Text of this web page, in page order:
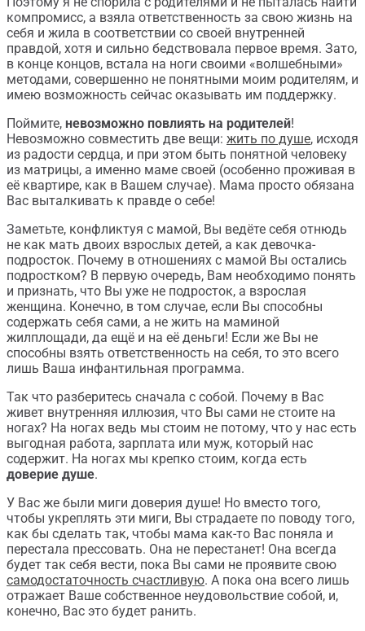
компромисс, а взяла ответственность за свою жизнь на
себя и жила в соответствии со своей внутренней
правдой, хотя и сильно бедствовала первое время. Зато,
в конце концов, встала на ноги своими «волшебными»
методами, совершенно не понятными моим родителям, и
имею возможность сейчас оказывать им поддержку.
Поймите, невозможно повлиять на родителей!
Невозможно совместить две вещи: жить по душе, исходя
из радости сердца, и при этом быть понятной человеку
из матрицы, а именно маме своей (особенно проживая в
её квартире, как в Вашем случае). Мама просто обязана
Вас выталкивать к правде о себе!
Заметьте, конфликтуя с мамой, Вы ведёте себя отнюдь
не как мать двоих взрослых детей, а как девочка-
подросток. Почему в отношениях с мамой Вы остались
подростком? В первую очередь, Вам необходимо понять
и признать, что Вы уже не подросток, а взрослая
женщина. Конечно, в том случае, если Вы способны
содержать себя сами, а не жить на маминой
жилплощади, да ещё и на её деньги! Если же Вы не
способны взять ответственность на себя, то это всего
лишь Ваша инфантильная программа.
Так что разберитесь сначала с собой. Почему в Вас
живет внутренняя иллюзия, что Вы сами не стоите на
ногах? На ногах ведь мы стоим не потому, что у нас есть
выгодная работа, зарплата или муж, который нас
содержит. На ногах мы крепко стоим, когда есть
доверие душе.
У Вас же были миги доверия душе! Но вместо того,
чтобы укреплять эти миги, Вы страдаете по поводу того,
как бы сделать так, чтобы мама как-то Вас поняла и
перестала прессовать. Она не перестанет! Она всегда
будет так себя вести, пока Вы сами не проявите свою
самодостаточность счастливую. А пока она всего лишь
отражает Ваше собственное неудовольствие собой, и,
конечно, Вас это будет ранить.